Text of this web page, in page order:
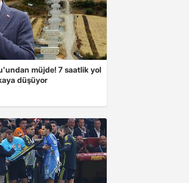
müjde! 7 saatlik yol
düşüyor